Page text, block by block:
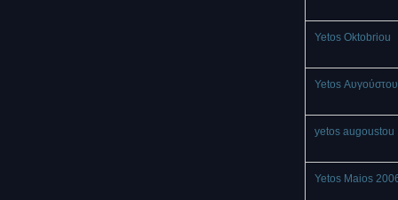
Yetos Oktobriou
Yetos Αυγούστου
yetos augoustou
Yetos Maios